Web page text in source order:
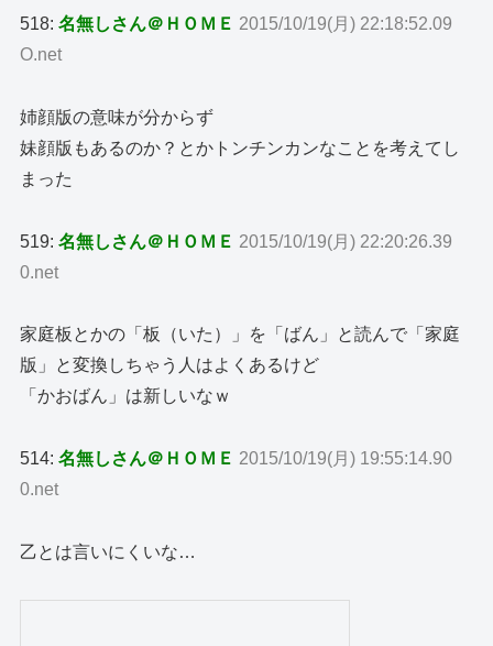
518:名無しさん＠ＨＯＭＥ 2015/10/19(月) 22:18:52.09
O.net
姉顔版の意味が分からず
妹顔版もあるのか？とかトンチンカンなことを考えてし
まった
519:名無しさん＠ＨＯＭＥ 2015/10/19(月) 22:20:26.39
0.net
家庭板とかの「板（いた）」を「ばん」と読んで「家庭
版」と変換しちゃう人はよくあるけど
「かおばん」は新しいなｗ
514:名無しさん＠ＨＯＭＥ 2015/10/19(月) 19:55:14.90
0.net
乙とは言いにくいな…